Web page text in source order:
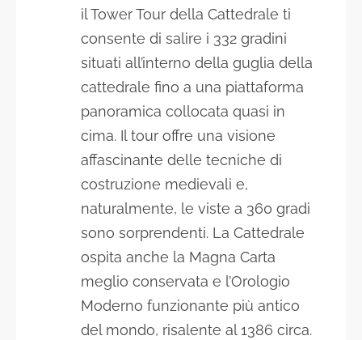
il Tower Tour della Cattedrale ti
consente di salire i 332 gradini
situati all’interno della guglia della
cattedrale fino a una piattaforma
panoramica collocata quasi in
cima. Il tour offre una visione
affascinante delle tecniche di
costruzione medievali e,
naturalmente, le viste a 360 gradi
sono sorprendenti. La Cattedrale
ospita anche la Magna Carta
meglio conservata e l’Orologio
Moderno funzionante più antico
del mondo, risalente al 1386 circa.